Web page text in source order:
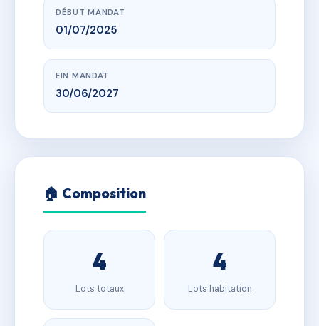
DÉBUT MANDAT
01/07/2025
FIN MANDAT
30/06/2027
🏠 Composition
4
Lots totaux
4
Lots habitation